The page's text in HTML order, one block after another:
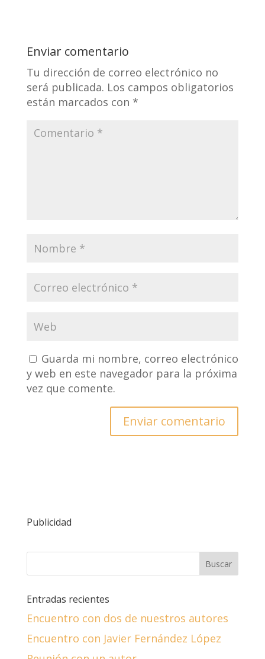
Enviar comentario
Tu dirección de correo electrónico no
será publicada. Los campos obligatorios
están marcados con *
Guarda mi nombre, correo electrónico
y web en este navegador para la próxima
vez que comente.
Publicidad
Entradas recientes
Encuentro con dos de nuestros autores
Encuentro con Javier Fernández López